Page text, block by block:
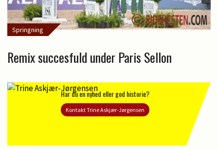
Springning
Remix succesfuld under Paris Sellon
Har du en nyhed eller god historie?
Kontakt Trine Askjær-Jørgensen